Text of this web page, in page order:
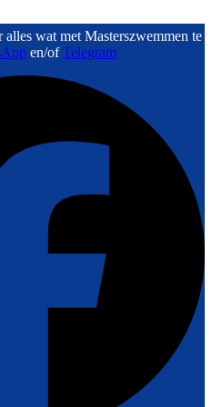
wat met Masterszwemmen te
en/ofTelegram